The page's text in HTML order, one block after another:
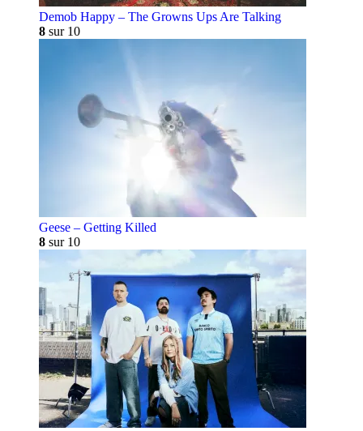
Demob Happy – The Growns Ups Are Talking
8 sur 10
Geese – Getting Killed
8 sur 10